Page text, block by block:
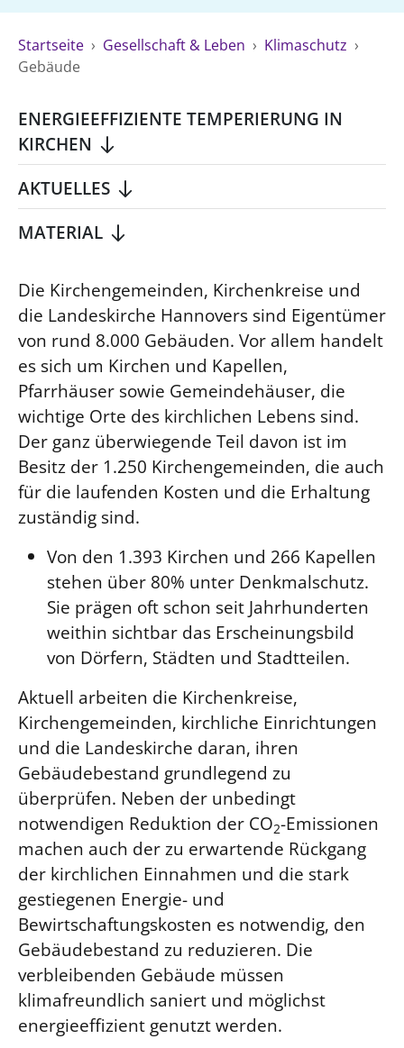
Startseite › Gesellschaft & Leben › Klimaschutz ›
Gebäude
ENERGIEEFFIZIENTE TEMPERIERUNG IN
KIRCHEN
AKTUELLES
MATERIAL
Die Kirchengemeinden, Kirchenkreise und
die Landeskirche Hannovers sind Eigentümer
von rund 8.000 Gebäuden. Vor allem handelt
es sich um Kirchen und Kapellen,
Pfarrhäuser sowie Gemeindehäuser, die
wichtige Orte des kirchlichen Lebens sind.
Der ganz überwiegende Teil davon ist im
Besitz der 1.250 Kirchengemeinden, die auch
für die laufenden Kosten und die Erhaltung
zuständig sind.
Von den 1.393 Kirchen und 266 Kapellen
stehen über 80% unter Denkmalschutz.
Sie prägen oft schon seit Jahrhunderten
weithin sichtbar das Erscheinungsbild
von Dörfern, Städten und Stadtteilen.
Aktuell arbeiten die Kirchenkreise,
Kirchengemeinden, kirchliche Einrichtungen
und die Landeskirche daran, ihren
Gebäudebestand grundlegend zu
überprüfen. Neben der unbedingt
notwendigen Reduktion der CO2-Emissionen
machen auch der zu erwartende Rückgang
der kirchlichen Einnahmen und die stark
gestiegenen Energie- und
Bewirtschaftungskosten es notwendig, den
Gebäudebestand zu reduzieren. Die
verbleibenden Gebäude müssen
klimafreundlich saniert und möglichst
energieeffizient genutzt werden.
Personalausschuss
Willkommen
Kollegium
Abteilungen des Landeskirchenamts
Fachstelle Sexualisierte Gewalt
Kirchenämter
Gleichstellung
Datenschutz
Geschäftsstelle Landessynode
LANDESSYNODE
27. Landessynode
Kontakt
Hintergrund
MITARBEIT
Ehrenamt
Beruf
Freie Stellen
BIBLIOTHEK & ARCHIV
SERVICE
Älterwerden im Pfarrberuf
Beteiligungsverfahren
Beschwerdestellen
Ephoralbüro
Finanzplanung
Fundraising
IT-Service
Corporate Design
Interventionsplan
Jahresgespräche
Lutherische Kirche
Positionen
Ökumene
Religionen
KLIMASCHUTZ
Erneuerbare Energien
Mobilität
Naturschutz
Gebäude
Impressum
Datenschutz
Barrierefreiheit
Presse
Freie Stellen
Service für Gemeinden
Suche